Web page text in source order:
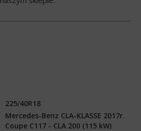
225/40R18
Mercedes-Benz CLA-KLASSE 2017r.
Coupe C117 - CLA 200 (115 kW)